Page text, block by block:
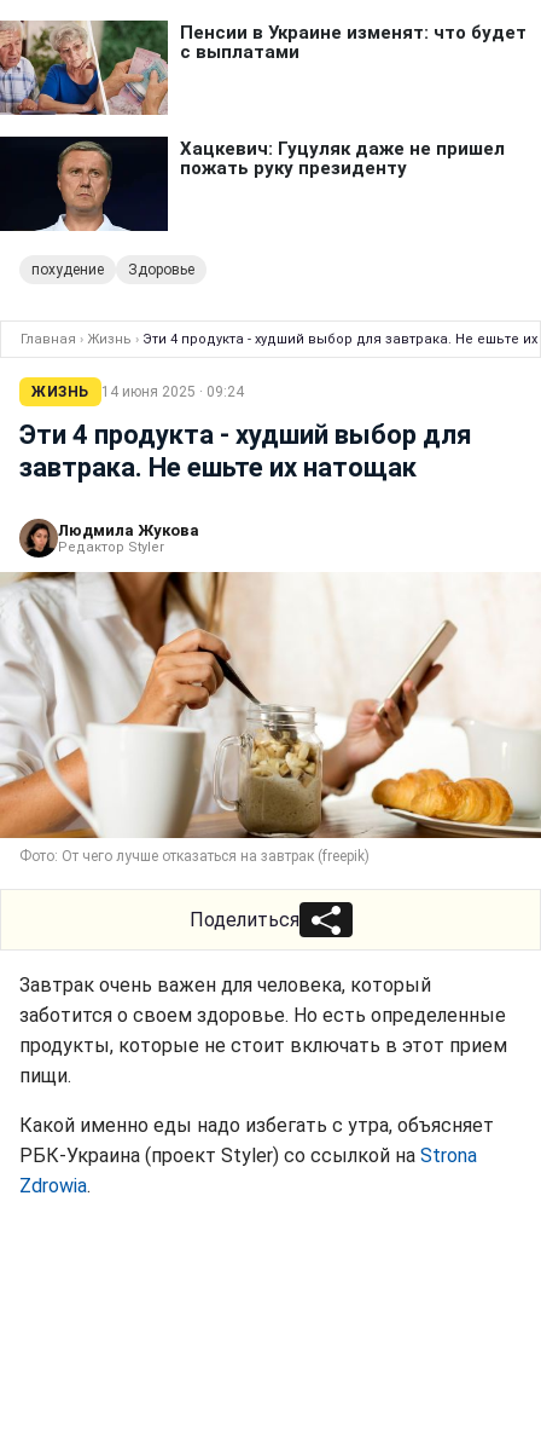
похудение Здоровье
Главная › Жизнь › Эти 4 продукта - худший выбор для завтрака. Не ешьте
ЖИЗНЬ 14 июня 2025 · 09:24
Эти 4 продукта - худший выбор для
завтрака. Не ешьте их натощак
Людмила Жукова
Редактор Styler
Фото: От чего лучше отказаться на завтрак (freepik)
Поделиться
Завтрак очень важен для человека, который
заботится о своем здоровье. Но есть определенные
продукты, которые не стоит включать в этот прием
пищи.
Какой именно еды надо избегать с утра, объясняет
РБК-Украина (проект Styler) со ссылкой на Strona
Zdrowia.